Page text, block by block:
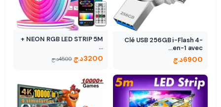
Clé USB 256GB i-Flash 4-
en-1 avec…
6900د.ج
NEON RGB LED STRIP 5M +
…
3200د.ج 4500د.ج